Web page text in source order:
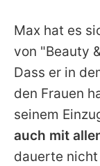
Max hat es
von "Beauty
Dass er in
den Frauen
seinem
auch mit
dauerte